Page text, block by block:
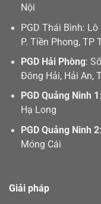
Nội
PGD Thái Bình:
P. Tiền Phong, TP
PGD Hải Phòng:
Đông Hải, Hải An,
PGD Quảng Ninh 1
Hạ Long
PGD Quảng Ninh 2
Móng Cái
Giải pháp